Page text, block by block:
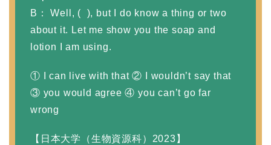
B： Well, ( ), but I do know a thing or two
about it. Let me show you the soap and
lotion I am using.
① I can live with that ② I wouldn’t say that
③ you would agree ④ you can’t go far
wrong
【日本大学（生物資源科）2023】